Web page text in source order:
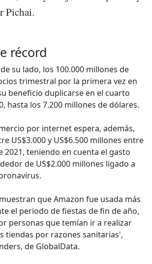
Pichai.
récord
su lado, los 100.000 millones de
trimestral por la primera vez en
beneficio duplicarse en el cuarto
hasta los 7.200 millones de dólares.
por internet espera, además,
US$3.000 y US$6.500 millones entre
2021, teniendo en cuenta el gasto
de US$2.000 millones ligado a
que Amazon fue usada más
el periodo de fiestas de fin de año,
personas que temían ir a realizar
tiendas por razones sanitarias',
de GlobalData.